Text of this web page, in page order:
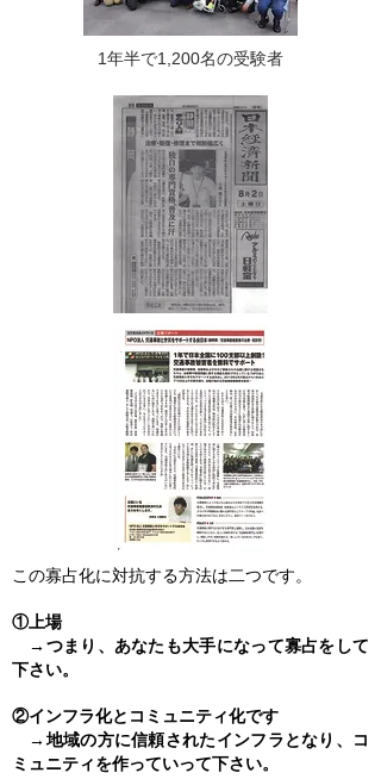
1年半で1,200名の受験者
この寡占化に対抗する方法は二つです。
①上場
→つまり、あなたも大手になって寡占をして
下さい。
②インフラ化とコミュニティ化です
→地域の方に信頼されたインフラとなり、コ
ミュニティを作っていって下さい。